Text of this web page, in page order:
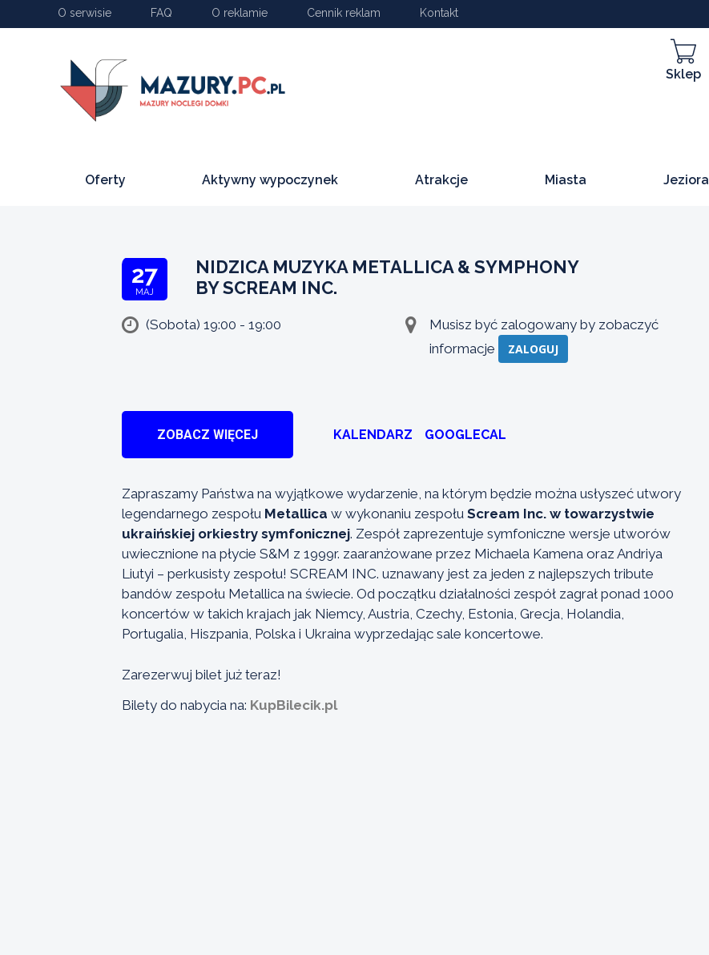
O serwisie FAQ O reklamie Cennik reklam Kontakt
Sklep
Oferty Aktywny wypoczynek Atrakcje Miasta Jeziora
27
MAJ
NIDZICA MUZYKA METALLICA & SYMPHONY
BY SCREAM INC.
(Sobota) 19:00 - 19:00
Musisz być zalogowany by zobaczyć
informacje
ZALOGUJ
ZOBACZ WIĘCEJ KALENDARZ GOOGLECAL
Zapraszamy Państwa na wyjątkowe wydarzenie, na którym będzie można usłyszeć utwory
legendarnego zespołu Metallica w wykonaniu zespołu Scream Inc. w towarzystwie
ukraińskiej orkiestry symfonicznej. Zespół zaprezentuje symfoniczne wersje utworów
uwiecznione na płycie S&M z 1999r. zaaranżowane przez Michaela Kamena oraz Andriya
Liutyi – perkusisty zespołu! SCREAM INC. uznawany jest za jeden z najlepszych tribute
bandów zespołu Metallica na świecie. Od początku działalności zespół zagrał ponad 1000
koncertów w takich krajach jak Niemcy, Austria, Czechy, Estonia, Grecja, Holandia,
Portugalia, Hiszpania, Polska i Ukraina wyprzedając sale koncertowe.
Zarezerwuj bilet już teraz!
Bilety do nabycia na: KupBilecik.pl